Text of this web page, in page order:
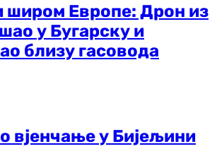
широм Европе: Дрон из
у Бугарску и
близу гасовода
вјенчање у Бијељини